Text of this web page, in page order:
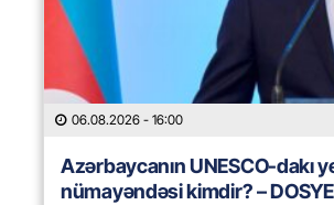
06.08.2026 - 16:00
Azərbaycanın UNESCO-dakı
nümayəndəsi kimdir? – DOSYE